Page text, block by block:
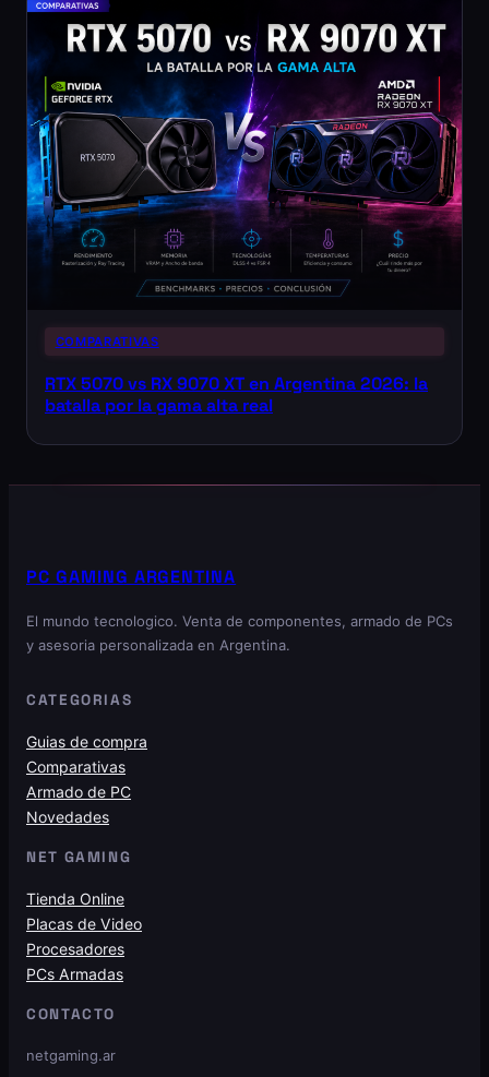
COMPARATIVAS
RTX 5070 vs RX 9070 XT en Argentina 2026: la
batalla por la gama alta real
PC GAMING ARGENTINA
El mundo tecnologico. Venta de componentes, armado de PCs
y asesoria personalizada en Argentina.
CATEGORIAS
Guias de compra
Comparativas
Armado de PC
Novedades
NET GAMING
Tienda Online
Placas de Video
Procesadores
PCs Armadas
CONTACTO
netgaming.ar